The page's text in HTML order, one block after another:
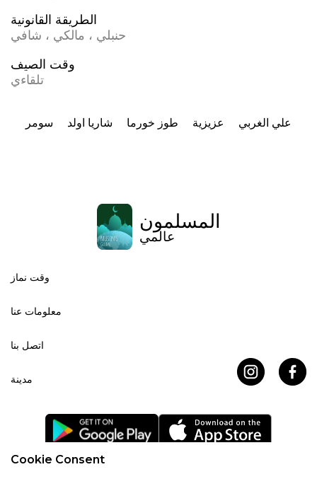
Cookie Consent
الطريقة القانونية
حنبلي ، مالكي ، شافي
وقت الصيف
تلقاءي
سومر شاريا اولد طوز خورما عزيزية علي الغربي
المسلمون
عالمي
وقت نماز
معلومات عنا
اتصل بنا
مدينة